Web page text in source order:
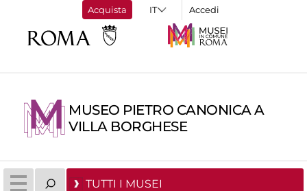
Acquista Accedi
MUSEO PIETRO CANONICA A
VILLA BORGHESE
TUTTI I MUSEI